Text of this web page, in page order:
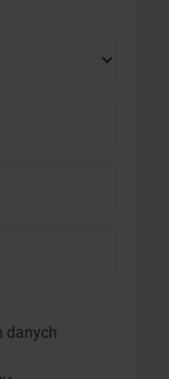
danych